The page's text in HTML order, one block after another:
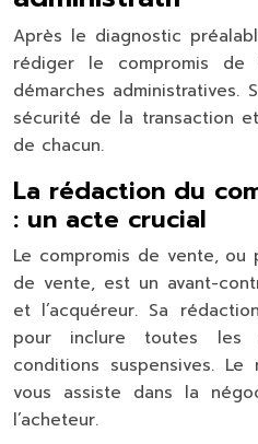
Après le diagnostic
rédiger le compromis
démarches
sécurité de la transaction
de chacun.
La rédaction du
: un acte crucial
Le compromis de vente, ou
de vente, est un avant-
et l’acquéreur. Sa
pour inclure toutes les
conditions suspensives.
vous assiste dans la
l’acheteur.